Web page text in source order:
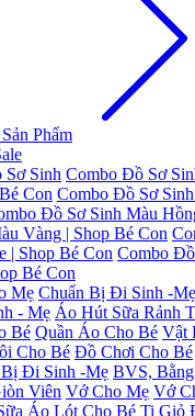
Phẩm
Sơ Sinh Combo Đồ Sơ
Con Combo Đồ Sơ
Đồ Sơ Sinh Màu
Vàng | Shop Bé Con
| Shop Bé Con Combo
Bé Con
Mẹ Chuẩn Bị Đi Sinh -Mẹ
- Mẹ Áo Hút Sữa Rảnh
Bé Quần Áo Cho Bé Vật
Cho Bé Đồ Chơi Cho Bé
Bị Đi Sinh -Mẹ BVS,
Viên Vớ Cho Mẹ Vớ
Áo Lót Cho Bé Ti Giỏ